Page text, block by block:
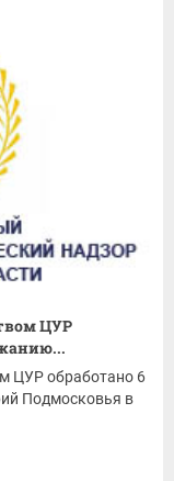
ЦУР
ЦУР обработано 6
Подмосковья в